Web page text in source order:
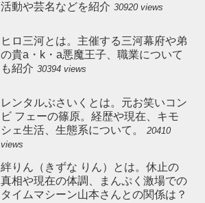
活動や芸名などを紹介 30920 views
ヒロ三河とは。主催する三河幕府や弟
の貴a・k・a悪魔王子、職業について
も紹介 30394 views
レンタルぶさいくとは。元お笑いコン
ビ フェーの篠原。経歴や現在、キモ
シェ生活、生態系について。
20410
views
絆りん（きずな りん）とは。休止の
真相や現在の体調、まんぷく激場での
タイムマシーン山本さんとの関係は？